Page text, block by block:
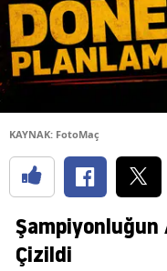
KAYNAK: FotoMaç
Şampiyonluğun
Çizildi